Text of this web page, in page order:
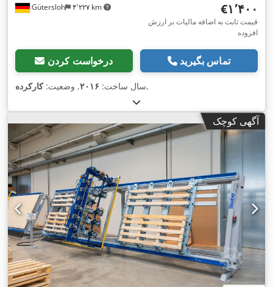
Gütersloh ۴٬۲۲۷ km ‎€۱٬۴۰۰
قیمت ثابت به اضافه مالیات بر ارزش
افزوده
درخواست کردن تماس بگیرید
سال ساخت: ۲۰۱۶, وضعیت:کارکرده ,
آگهی کوچک